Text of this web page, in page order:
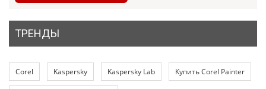
ТРЕНДЫ
Corel Kaspersky Kaspersky Lab Купить Corel Painter